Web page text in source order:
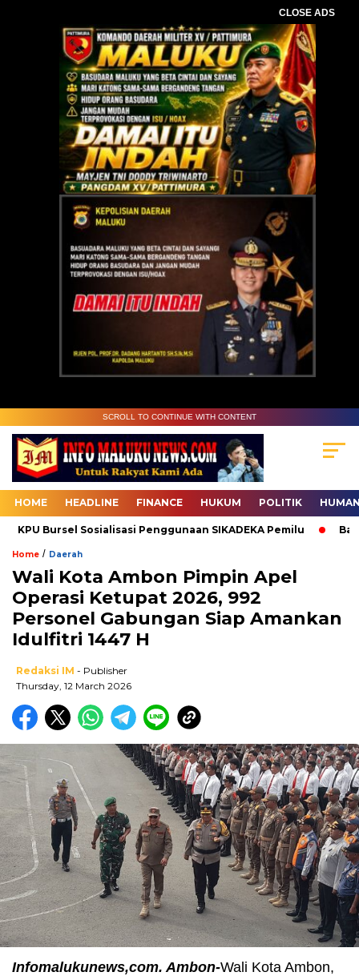
CLOSE ADS
SCROLL TO CONTINUE WITH CONTENT
HOME HEADLINE FINANCE HUKUM POLITIK
Bursel Sosialisasi Penggunaan SIKADEKA Pemilu
Home / Daerah
Wali Kota Ambon Pimpin Apel
Operasi Ketupat 2026, 992
Personel Gabungan Siap Amankan
Idulfitri 1447 H
Redaksi IM - Publisher
Thursday, 12 March 2026
Infomalukunews,com. Ambon-Wali Kota Ambon,